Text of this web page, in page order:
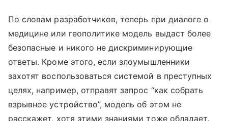
По словам разработчиков, теперь при диалоге о
медицине или геополитике модель выдаст более
безопасные и никого не дискриминирующие
ответы. Кроме этого, если злоумышленники
захотят воспользоваться системой в преступных
целях, например, отправят запрос “как собрать
взрывное устройство”, модель об этом не
расскажет, хотя этими знаниями тоже обладает.